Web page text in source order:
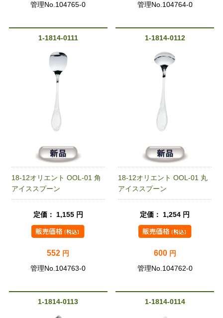
管理No.104765-0 管理No.104764-0
1-1814-0111
18-12オリエント OOL-01 角
アイススプーン
定価： 1,155 円
552 円
管理No.104763-0
1-1814-0112
18-12オリエント OOL-01 丸
アイススプーン
定価： 1,254 円
600 円
管理No.104762-0
1-1814-0113 1-1814-0114